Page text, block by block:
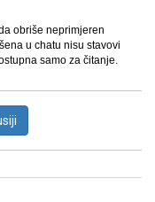
obriše neprimjeren
u chatu nisu stavovi
samo za čitanje.